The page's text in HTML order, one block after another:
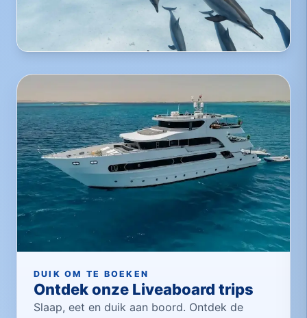
DUIK OM TE BOEKEN
Ontdek onze Liveaboard trips
Slaap, eet en duik aan boord. Ontdek de